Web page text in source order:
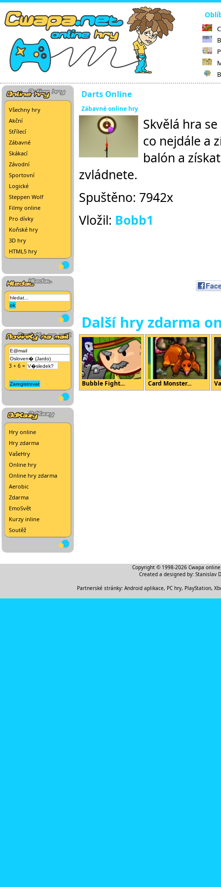
Všechny hry
Akční
Střílecí
Zábavné
Skákací
Závodní
Sportovní
Logické
Steppen Wolf
Filmy online
Pro dívky
Koňské hry
3D hry
HTML5 hry
3 + 6 =
Hry online
Hry zdarma
VašeHry
Online hry
Online hry zdarma
Aerobic
Zdarma
EmoSvět
Kurzy inline
Soutěž
Darts Online
Zábavné online hry
Skvělá hra
co nejdále a
balón a
zvládnete.
Spuštěno: 7942x
Vložil: Bobb1
Další hry zdarma
Bubble Fight... Card Monster...
Copyright © 1998-2026 Cwapa
Created a designed by: Stanislav
Partnerské stránky: Android aplikace, PC hry, PlayStation,